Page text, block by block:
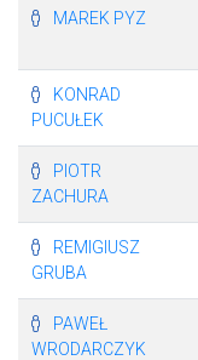
MAREK PYZ
KONRAD
PUCUŁEK
PIOTR
ZACHURA
REMIGIUSZ
GRUBA
PAWEŁ
WRODARCZYK